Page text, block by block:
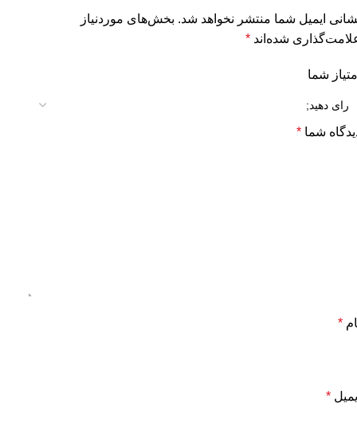
ایمیل شما منتشر نخواهد شد. بخش‌های موردنیاز
شده‌اند *
شما
شما *
*
*